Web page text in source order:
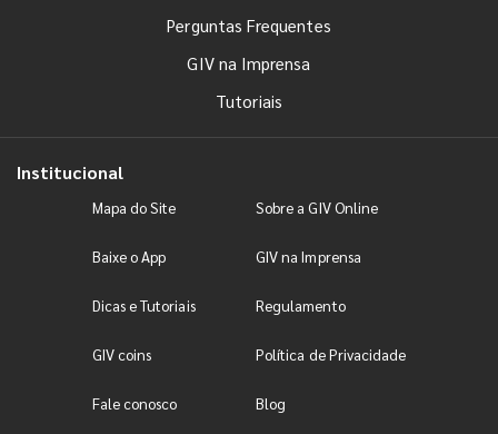
Perguntas Frequentes
GIV na Imprensa
Tutoriais
Institucional
Mapa do Site Sobre a GIV Online
Baixe o App GIV na Imprensa
Dicas e Tutoriais Regulamento
GIV coins Política de Privacidade
Fale conosco Blog